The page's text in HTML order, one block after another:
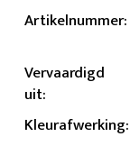
Artikelnummer:
Vervaardigd
uit:
Kleurafwerking: